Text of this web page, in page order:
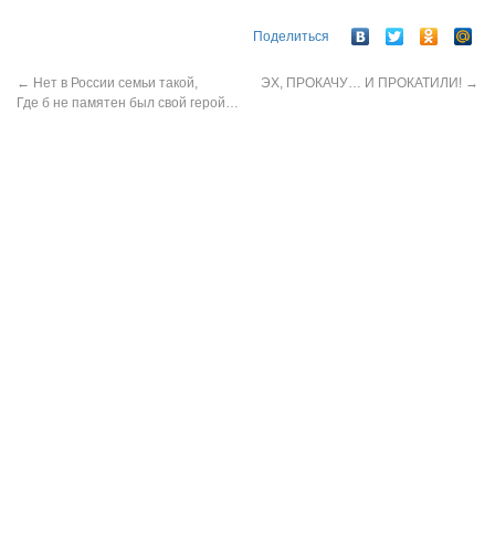
Поделиться
← Нет в России семьи такой,
Где б не памятен был свой герой…
ЭХ, ПРОКАЧУ… И ПРОКАТИЛИ! →